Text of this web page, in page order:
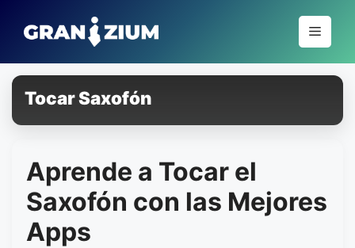
para
conteúdo
Menu
Tocar Saxofón
Aprende a Tocar el
Saxofón con las Mejores
Apps